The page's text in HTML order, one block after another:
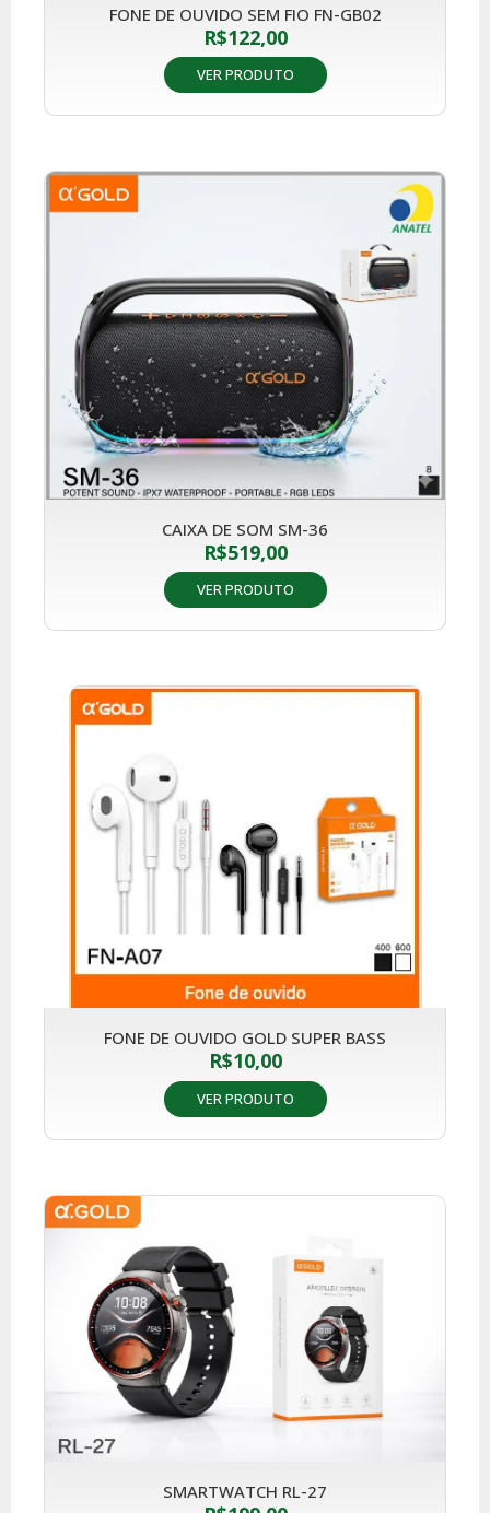
FONE DE OUVIDO SEM FIO FN-GB02
R$122,00
VER PRODUTO
CAIXA DE SOM SM-36
R$519,00
VER PRODUTO
FONE DE OUVIDO GOLD SUPER BASS
R$10,00
VER PRODUTO
SMARTWATCH RL-27